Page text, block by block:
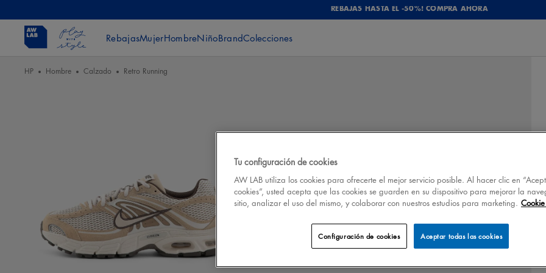
REBAJAS HASTA EL -50%! COMPRA AHORA
RebajasMujerHombreNiñoBrandColecciones
HP Hombre Calzado Retro Running
Tu configuración de cookies
AW LAB utiliza los cookies para ofrecerte el mejor servicio posible. Al hacer clic en
cookies”, usted acepta que las cookies se guarden en su dispositivo para mejorar la
sitio, analizar el uso del mismo, y colaborar con nuestros estudios para marketing.
Aceptar todas las cookies
Configuración de cookies